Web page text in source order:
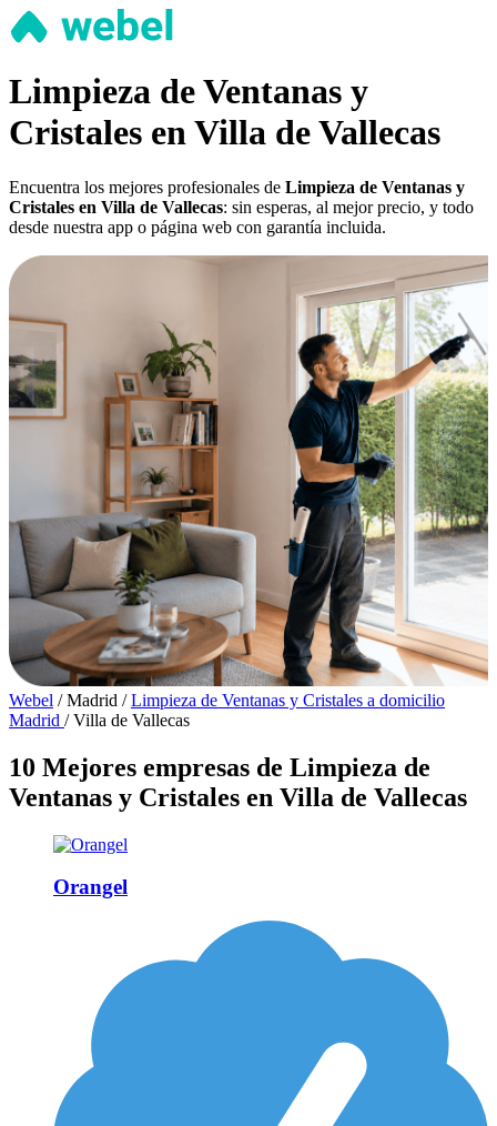
Limpieza de Ventanas y
Cristales en Villa de Vallecas
Encuentra los mejores profesionales de Limpieza de Ventanas y
Cristales en Villa de Vallecas: sin esperas, al mejor precio, y todo
desde nuestra app o página web con garantía incluida.
Webel / Madrid / Limpieza de Ventanas y Cristales a domicilio
Madrid / Villa de Vallecas
10 Mejores empresas de Limpieza de
Ventanas y Cristales en Villa de Vallecas
Orangel